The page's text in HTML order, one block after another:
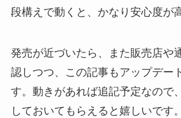
段構えで動くと、かなり安心度が
発売が近づいたら、また販売店や
認しつつ、この記事もアップデー
す。動きがあれば追記予定なので
しておいてもらえると嬉しいです。